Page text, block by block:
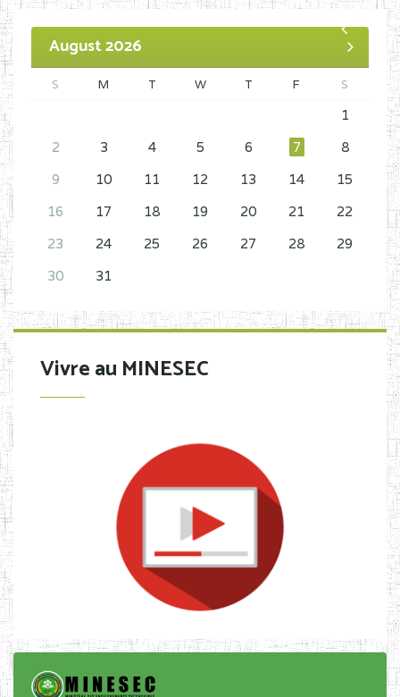
August 2026
S M T W T F S
1
2
3 4 5 6 7
8
9
10 11 12 13 14
15
16
17 18 19 20 21
22
23
24 25 26 27 28
29
30
31
Vivre au MINESEC